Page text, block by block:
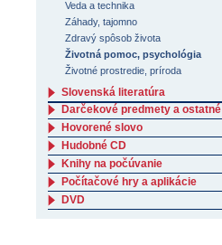
Veda a technika
Záhady, tajomno
Zdravý spôsob života
Životná pomoc, psychológia
Životné prostredie, príroda
Slovenská literatúra
Darčekové predmety a ostatné
Hovorené slovo
Hudobné CD
Knihy na počúvanie
Počítačové hry a aplikácie
DVD